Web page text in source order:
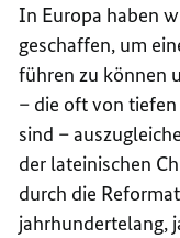
In Europa haben
geschaffen, um
führen zu können
– die oft von
sind –
der lateinischen
durch die
jahrhundertelang,